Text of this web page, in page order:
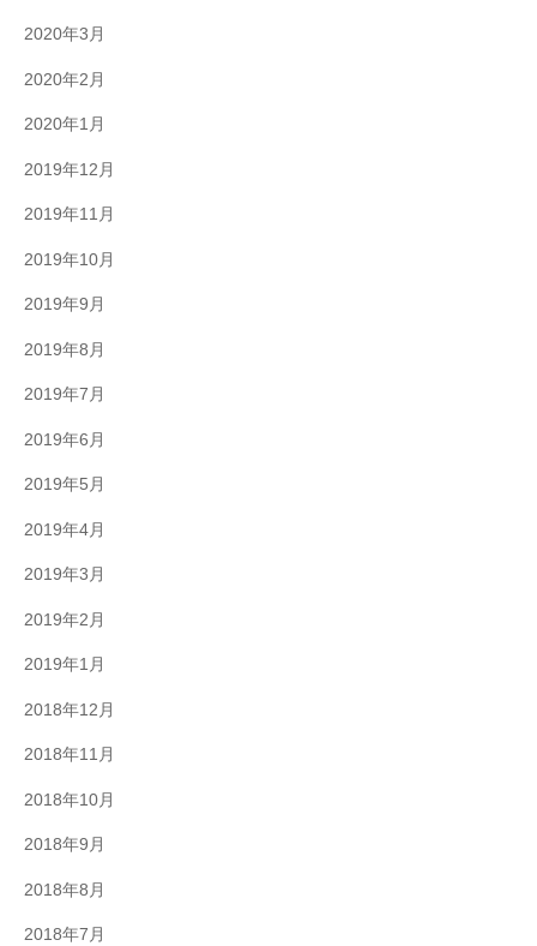
2020年3月
2020年2月
2020年1月
2019年12月
2019年11月
2019年10月
2019年9月
2019年8月
2019年7月
2019年6月
2019年5月
2019年4月
2019年3月
2019年2月
2019年1月
2018年12月
2018年11月
2018年10月
2018年9月
2018年8月
2018年7月